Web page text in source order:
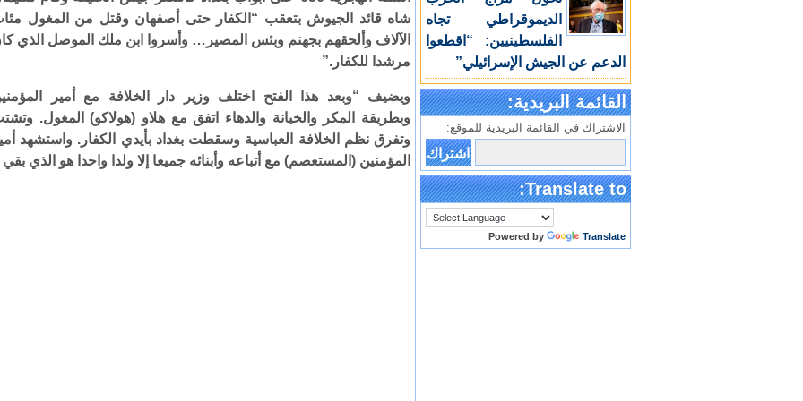
الديموقراطي تجاه
الفلسطينيين: “اقطعوا
الدعم عن الجيش الإسرائيلي”
القائمة البريدية:
الاشتراك في القائمة البريدية للموقع:
Translate to:
Powered by Translate
شاه قائد الجيوش بتعقب “الكفار حتى أصفهان وقتل من المغول
الآلاف وألحقهم بجهنم وبئس المصير… وأسروا ابن ملك الموصل الذي
مرشدا للكفار.”
ويضيف “وبعد هذا الفتح اختلف وزير دار الخلافة مع أمير
وبطريقة المكر والخيانة والدهاء اتفق مع هلاو (هولاكو) المغول.
وتفرق نظم الخلافة العباسية وسقطت بغداد بأيدي الكفار. واستشهد
المؤمنين (المستعصم) مع أتباعه وأبنائه جميعا إلا ولدا واحدا هو الذي بقي